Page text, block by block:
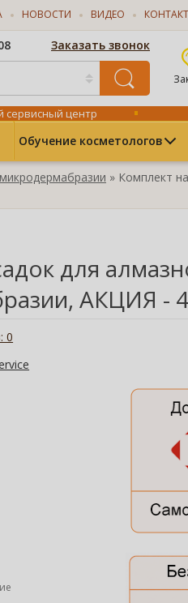
НОВОСТИ ВИДЕО
Заказать звонок
сервисный центр
Обучение косметологов
» Комплект
для
АКЦИЯ -
0